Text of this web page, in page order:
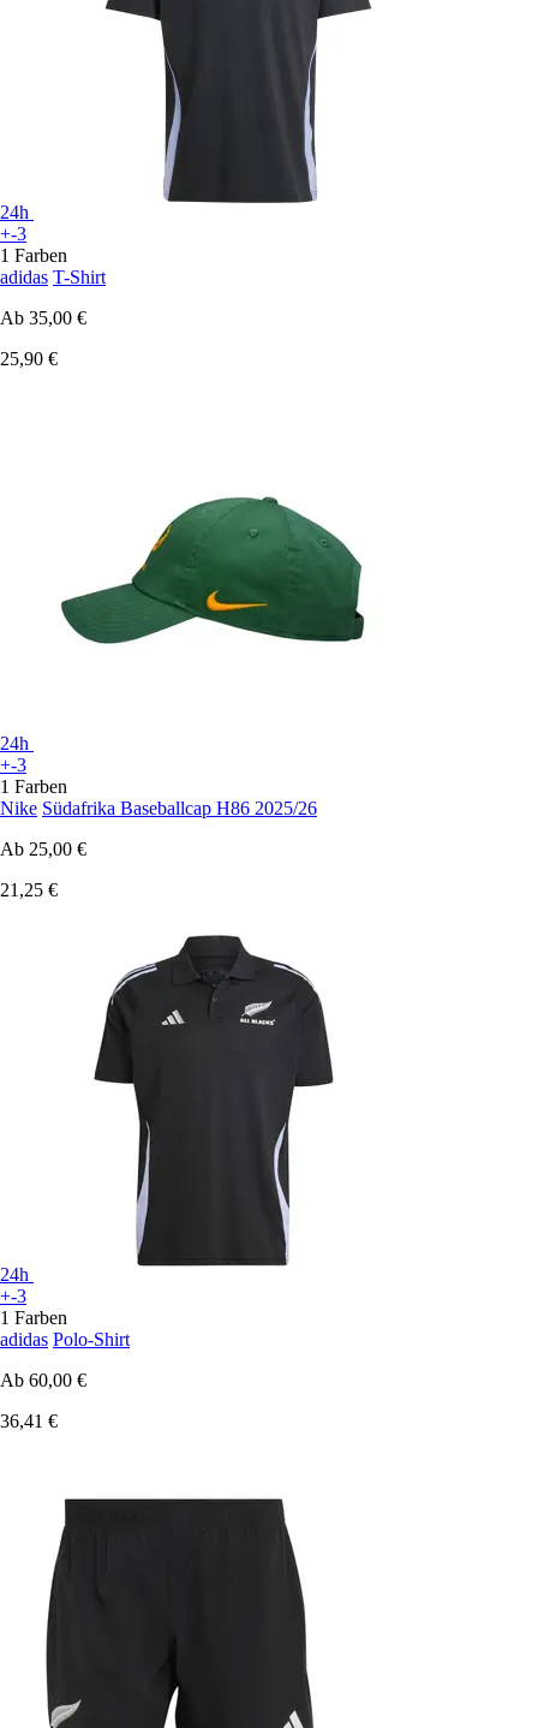
24h
+-3
1 Farben
adidas T-Shirt
Ab 35,00 €
25,90 €
24h
+-3
1 Farben
Nike Südafrika Baseballcap H86 2025/26
Ab 25,00 €
21,25 €
24h
+-3
1 Farben
adidas Polo-Shirt
Ab 60,00 €
36,41 €